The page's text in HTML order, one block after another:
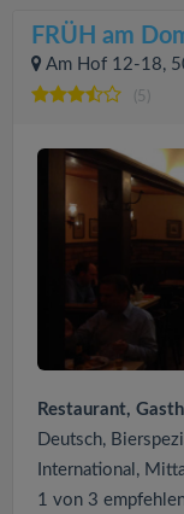
FRÜH am
Am Hof 12-18,
(5)
Restaurant,
Deutsch,
International,
1 von 3